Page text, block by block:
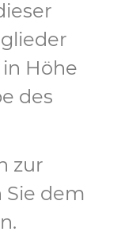
Höhe
des
zur
dem